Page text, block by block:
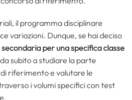
il programma disciplinare
variazioni. Dunque, se hai deciso
per una specifica classe
subito a studiare la parte
riferimento e valutare le
i volumi specifici con test